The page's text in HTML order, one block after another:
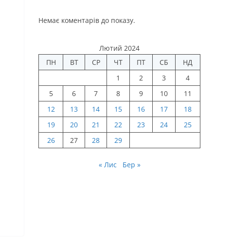
Немає коментарів до показу.
Лютий 2024
ПН
ВТ СР ЧТ ПТ СБ
НД
1
2 3
4
5
6 7 8 9 10
11
12
13 14 15 16 17
18
19
20 21 22 23 24
25
26
27 28 29
« Лис Бер »